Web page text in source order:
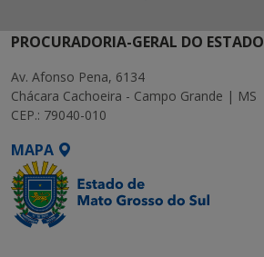
PROCURADORIA-GERAL DO ESTADO
Av. Afonso Pena, 6134
Chácara Cachoeira - Campo Grande | MS
CEP.: 79040-010
MAPA